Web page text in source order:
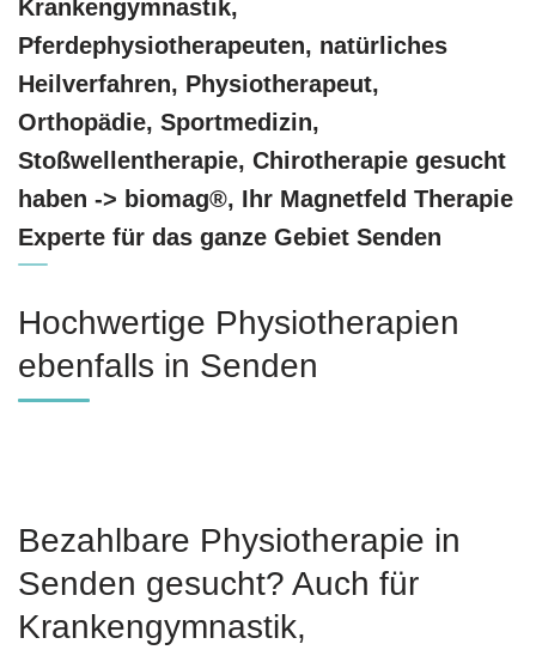
Krankengymnastik,
Pferdephysiotherapeuten, natürliches
Heilverfahren, Physiotherapeut,
Orthopädie, Sportmedizin,
Stoßwellentherapie, Chirotherapie gesucht
haben -> biomag®, Ihr Magnetfeld Therapie
Experte für das ganze Gebiet Senden
Hochwertige Physiotherapien
ebenfalls in Senden
Bezahlbare Physiotherapie in
Senden gesucht? Auch für
Krankengymnastik,